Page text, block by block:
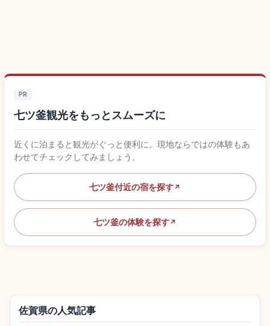
PR
七ツ釜観光をもっとスムーズに
近くに泊まると観光がぐっと便利に。現地ならではの体験もあ
わせてチェックしてみましょう。
七ツ釜付近の宿を探す↗
七ツ釜の体験を探す↗
佐賀県の人気記事